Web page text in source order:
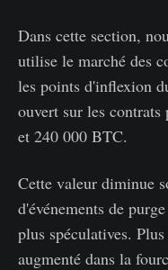
Dans cette section,
utilise le marché des
les points d'inflexion
ouvert sur les
et 240 000 BTC.
Cette valeur diminue
d'événements de
plus spéculatives.
augmenté dans la